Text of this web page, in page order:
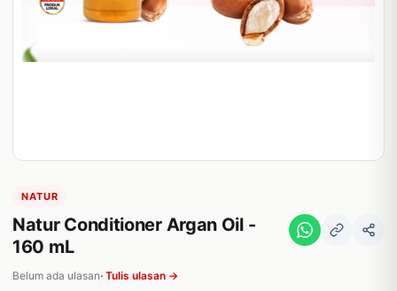
NATUR
Natur Conditioner Argan Oil -
160 mL
Belum ada ulasan· Tulis ulasan →